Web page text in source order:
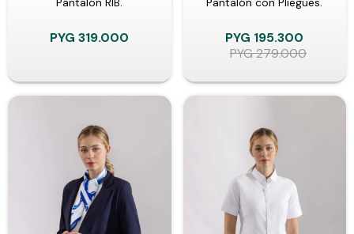
PYG 319.000 PYG 195.300
PYG279.000